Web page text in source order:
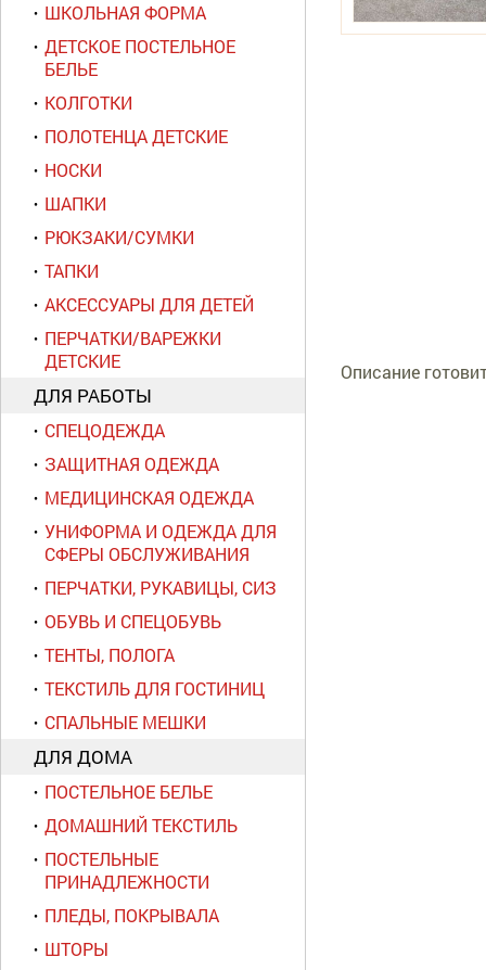
ШКОЛЬНАЯ ФОРМА
ДЕТСКОЕ ПОСТЕЛЬНОЕ
БЕЛЬЕ
КОЛГОТКИ
ПОЛОТЕНЦА ДЕТСКИЕ
НОСКИ
ШАПКИ
РЮКЗАКИ/СУМКИ
ТАПКИ
АКСЕССУАРЫ ДЛЯ ДЕТЕЙ
ПЕРЧАТКИ/ВАРЕЖКИ
ДЕТСКИЕ
ДЛЯ РАБОТЫ
СПЕЦОДЕЖДА
ЗАЩИТНАЯ ОДЕЖДА
МЕДИЦИНСКАЯ ОДЕЖДА
УНИФОРМА И ОДЕЖДА ДЛЯ
СФЕРЫ ОБСЛУЖИВАНИЯ
ПЕРЧАТКИ, РУКАВИЦЫ, СИЗ
ОБУВЬ И СПЕЦОБУВЬ
ТЕНТЫ, ПОЛОГА
ТЕКСТИЛЬ ДЛЯ ГОСТИНИЦ
СПАЛЬНЫЕ МЕШКИ
ДЛЯ ДОМА
ПОСТЕЛЬНОЕ БЕЛЬЕ
ДОМАШНИЙ ТЕКСТИЛЬ
ПОСТЕЛЬНЫЕ
ПРИНАДЛЕЖНОСТИ
ПЛЕДЫ, ПОКРЫВАЛА
ШТОРЫ
Описание